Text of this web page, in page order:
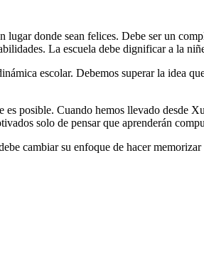
donde sean felices. Debe ser un
La escuela debe dignificar a la
escolar. Debemos superar la idea
posible. Cuando hemos llevado desde
solo de pensar que aprenderán
cambiar su enfoque de hacer